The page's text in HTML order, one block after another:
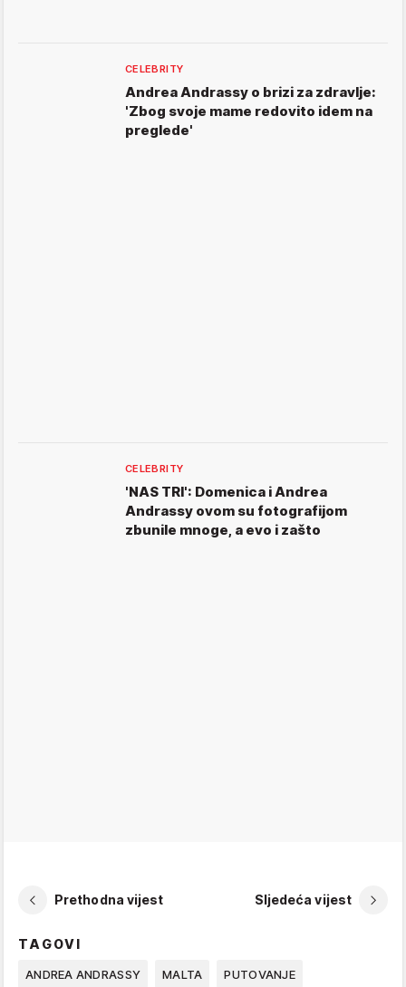
CELEBRITY
Andrea Andrassy o brizi za zdravlje:
'Zbog svoje mame redovito idem na
preglede'
CELEBRITY
'NAS TRI': Domenica i Andrea
Andrassy ovom su fotografijom
zbunile mnoge, a evo i zašto
Prethodna vijest Sljedeća vijest
TAGOVI
ANDREA ANDRASSY MALTA PUTOVANJE